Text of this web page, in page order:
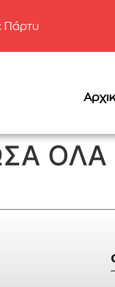
Πάρτυ
ΟΛΑ